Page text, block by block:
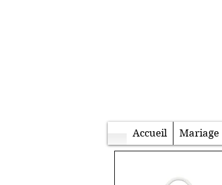
Accueil Mariage